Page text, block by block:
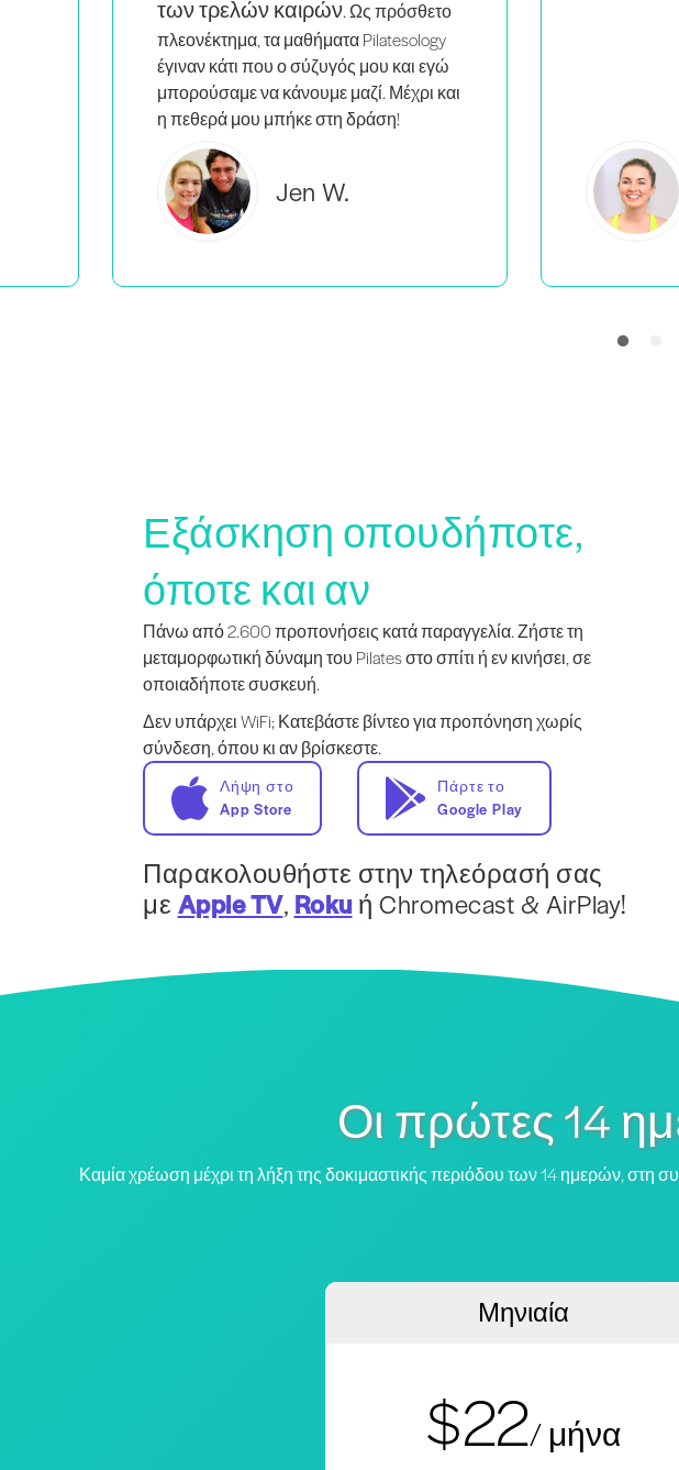
Brooke C.
Εξάσκηση οπουδήποτε,
όποτε και αν
Πάνω από 2.600 προπονήσεις κατά παραγγελία. Ζήστε τη
μεταμορφωτική δύναμη του Pilates στο σπίτι ή εν κινήσει, σε
οποιαδήποτε συσκευή.
Δεν υπάρχει WiFi; Κατεβάστε βίντεο για προπόνηση χωρίς
σύνδεση, όπου κι αν βρίσκεστε.
Λήψη στο
App Store
Πάρτε το
Google Play
Παρακολουθήστε στην τηλεόρασή σας
με Apple TV, Roku ή Chromecast & AirPlay!
Οι πρώτες 14
Καμία χρέωση μέχρι τη λήξη της δοκιμαστικής περιόδου των 14 ημερών, στη
Μηνιαία
$22/ μήνα